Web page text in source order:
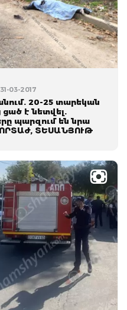
03-2017
20-25 տարեկան
է նետվել.
պարզում են նրա
ՏԵՍԱՆՅՈՒԹ